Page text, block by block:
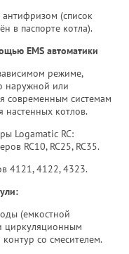
антифризом (список
в паспорте котла).
EMS автоматики
режиме,
наружной или
современным системам
настенных котлов.
Logamatic RC:
RC10, RC25, RC35.
4121, 4122, 4323.
(емкостной
циркуляционным
со смесителем.